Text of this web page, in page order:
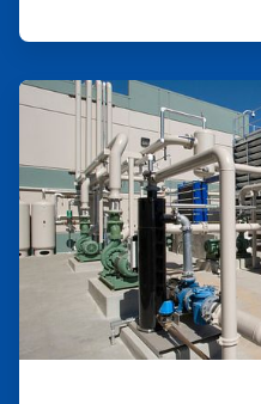
ArticleTile
3